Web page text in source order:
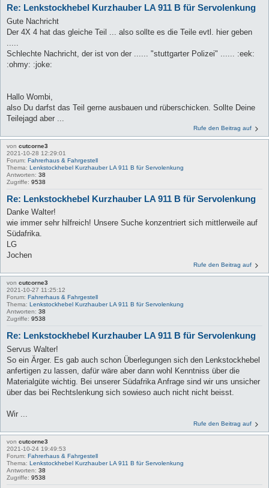
Re: Lenkstockhebel Kurzhauber LA 911 B für Servolenkung
Gute Nachricht
Der 4X 4 hat das gleiche Teil ... also sollte es die Teile evtl. hier geben
Schlechte Nachricht, der ist von der ...... "stuttgarter Polizei" ...... :eek:
:ohmy: :joke:
Hallo Wombi,
also Du darfst das Teil gerne ausbauen und rüberschicken. Sollte Deine
Teilejagd aber ...
Rufe den Beitrag auf
von cutcorne3
2021-10-28 12:29:01
Forum: Fahrerhaus & Fahrgestell
Thema: Lenkstockhebel Kurzhauber LA 911 B für Servolenkung
Antworten: 38
Zugriffe: 9538
Re: Lenkstockhebel Kurzhauber LA 911 B für Servolenkung
Danke Walter!
wie immer sehr hilfreich! Unsere Suche konzentriert sich mittlerweile auf
Südafrika.
LG
Jochen
Rufe den Beitrag auf
von cutcorne3
2021-10-27 11:25:12
Forum: Fahrerhaus & Fahrgestell
Thema: Lenkstockhebel Kurzhauber LA 911 B für Servolenkung
Antworten: 38
Zugriffe: 9538
Re: Lenkstockhebel Kurzhauber LA 911 B für Servolenkung
Servus Walter!
So ein Ärger. Es gab auch schon Überlegungen sich den Lenkstockhebel
anfertigen zu lassen, dafür wäre aber dann wohl Kenntniss über die
Materialgüte wichtig. Bei unserer Südafrika Anfrage sind wir uns unsicher
über das bei Rechtslenkung sich sowieso auch nicht nicht beisst.
Wir ...
Rufe den Beitrag auf
von cutcorne3
2021-10-24 19:49:53
Forum: Fahrerhaus & Fahrgestell
Thema: Lenkstockhebel Kurzhauber LA 911 B für Servolenkung
Antworten: 38
Zugriffe: 9538